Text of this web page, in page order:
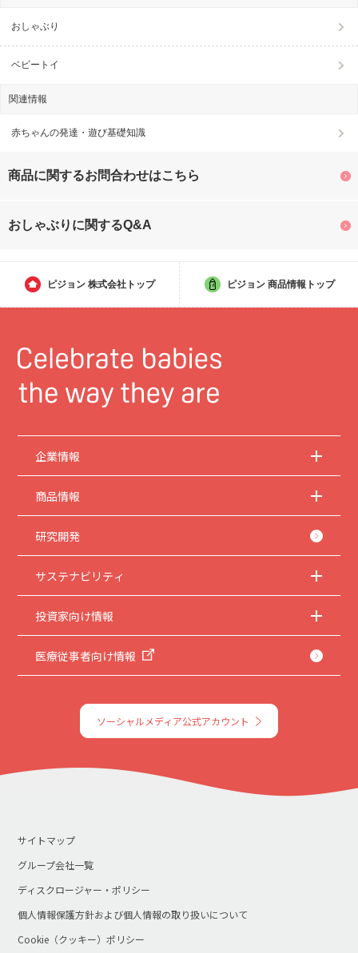
おしゃぶり
ベビートイ
関連情報
赤ちゃんの発達・遊び基礎知識
商品に関するお問合わせはこちら
おしゃぶりに関するQ&A
ピジョン 株式会社トップ ピジョン 商品情報トップ
企業情報
商品情報
研究開発
サステナビリティ
投資家向け情報
医療従事者向け情報
ソーシャルメディア公式アカウント
サイトマップ
グループ会社一覧
ディスクロージャー・ポリシー
個人情報保護方針および個人情報の取り扱いについて
Cookie（クッキー）ポリシー